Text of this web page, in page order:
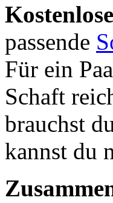
passende
Für ein
Schaft
brauchst
kannst du